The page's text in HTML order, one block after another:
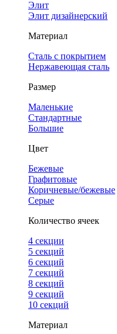
Элит
Элит дизайнерский
Материал
Сталь с покрытием
Нержавеющая сталь
Размер
Маленькие
Стандартные
Большие
Цвет
Бежевые
Графитовые
Коричневые/бежевые
Серые
Количество ячеек
4 cекции
5 секций
6 секций
7 секций
8 секций
9 секций
10 секций
Материал